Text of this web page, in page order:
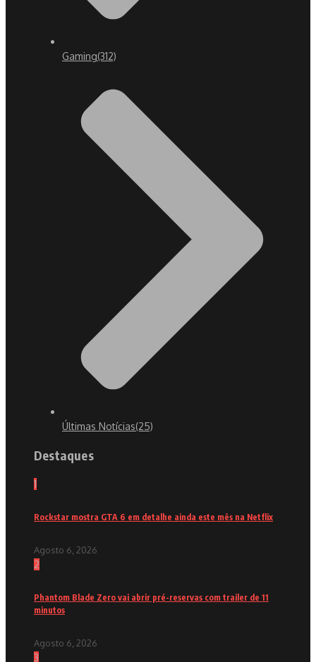
Gaming(312)
Últimas Notícias(25)
Destaques
1
Rockstar mostra GTA 6 em detalhe ainda este mês na Netflix
Agosto 6, 2026
2
Phantom Blade Zero vai abrir pré-reservas com trailer de 11
minutos
Agosto 6, 2026
3